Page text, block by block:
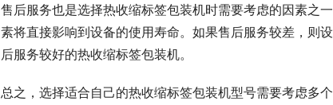
售后服务也是选择热收缩标签包装机时需要考虑的因素之
素将直接影响到设备的使用寿命。如果售后服务较差，则
后服务较好的热收缩标签包装机。
总之，选择适合自己的热收缩标签包装机型号需要考虑多